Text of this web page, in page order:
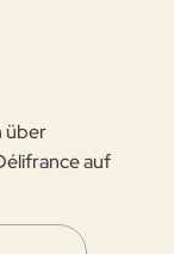
über
auf